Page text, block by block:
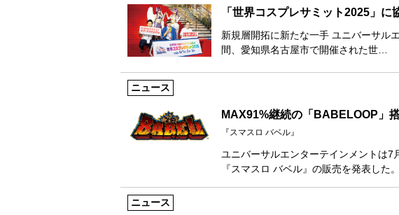
「世界コスプレサミット2025」
新規層開拓に新たな一手 ユニバーサル
間、愛知県名古屋市で開催された世…
ニュース
MAX91%継続の「BABELOOP」
『スマスロ バベル』
ユニバーサルエンターテインメントは
『スマスロ バベル』の販売を発表した
ニュース